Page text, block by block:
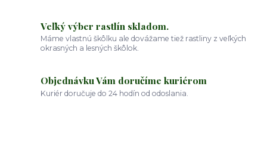
Veľký výber rastlín skladom.
Máme vlastnú škôlku ale dovážame tiež rastliny z veľkých
okrasných a lesných škôlok.
Objednávku Vám doručíme kuriérom
Kuriér doručuje do 24 hodín od odoslania.